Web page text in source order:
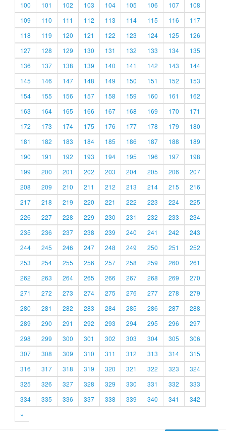
100
101 102 103 104 105 106 107
108
109
110 111 112 113 114 115 116
117
118
119 120 121 122 123 124 125
126
127
128 129 130 131 132 133 134
135
136
137 138 139 140 141 142 143
144
145
146 147 148 149 150 151 152
153
154
155 156 157 158 159 160 161
162
163
164 165 166 167 168 169 170
171
172
173 174 175 176 177 178 179
180
181
182 183 184 185 186 187 188
189
190
191 192 193 194 195 196 197
198
199
200 201 202 203 204 205 206
207
208
209 210 211 212 213 214 215
216
217
218 219 220 221 222 223 224
225
226
227 228 229 230 231 232 233
234
235
236 237 238 239 240 241 242
243
244
245 246 247 248 249 250 251
252
253
254 255 256 257 258 259 260
261
262
263 264 265 266 267 268 269
270
271
272 273 274 275 276 277 278
279
280
281 282 283 284 285 286 287
288
289
290 291 292 293 294 295 296
297
298
299 300 301 302 303 304 305
306
307
308 309 310 311 312 313 314
315
316
317 318 319 320 321 322 323
324
325
326 327 328 329 330 331 332
333
334
335 336 337 338 339 340 341
342
»